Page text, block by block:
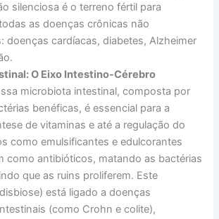
silenciosa é o terreno fértil para
as doenças crônicas não
doenças cardíacas, diabetes, Alzheimer
O Eixo Intestino-Cérebro
microbiota intestinal, composta por
benéficas, é essencial para a
de vitaminas e até a regulação do
como emulsificantes e edulcorantes
como antibióticos, matando as bactérias
que as ruins proliferem. Este
está ligado a doenças
(como Crohn e colite),